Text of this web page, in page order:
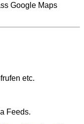
Google Maps
etc.
Feeds.